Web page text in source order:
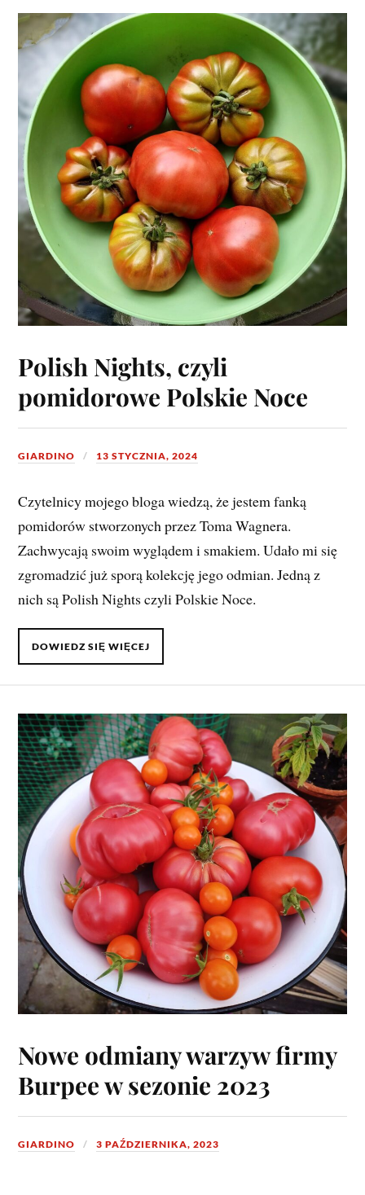
Polish Nights, czyli
pomidorowe Polskie Noce
GIARDINO 13 STYCZNIA, 2024
Czytelnicy mojego bloga wiedzą, że jestem fanką
pomidorów stworzonych przez Toma Wagnera.
Zachwycają swoim wyglądem i smakiem. Udało mi się
zgromadzić już sporą kolekcję jego odmian. Jedną z
nich są Polish Nights czyli Polskie Noce.
DOWIEDZ SIĘ WIĘCEJ
Nowe odmiany warzyw firmy
Burpee w sezonie 2023
GIARDINO 3 PAŹDZIERNIKA, 2023